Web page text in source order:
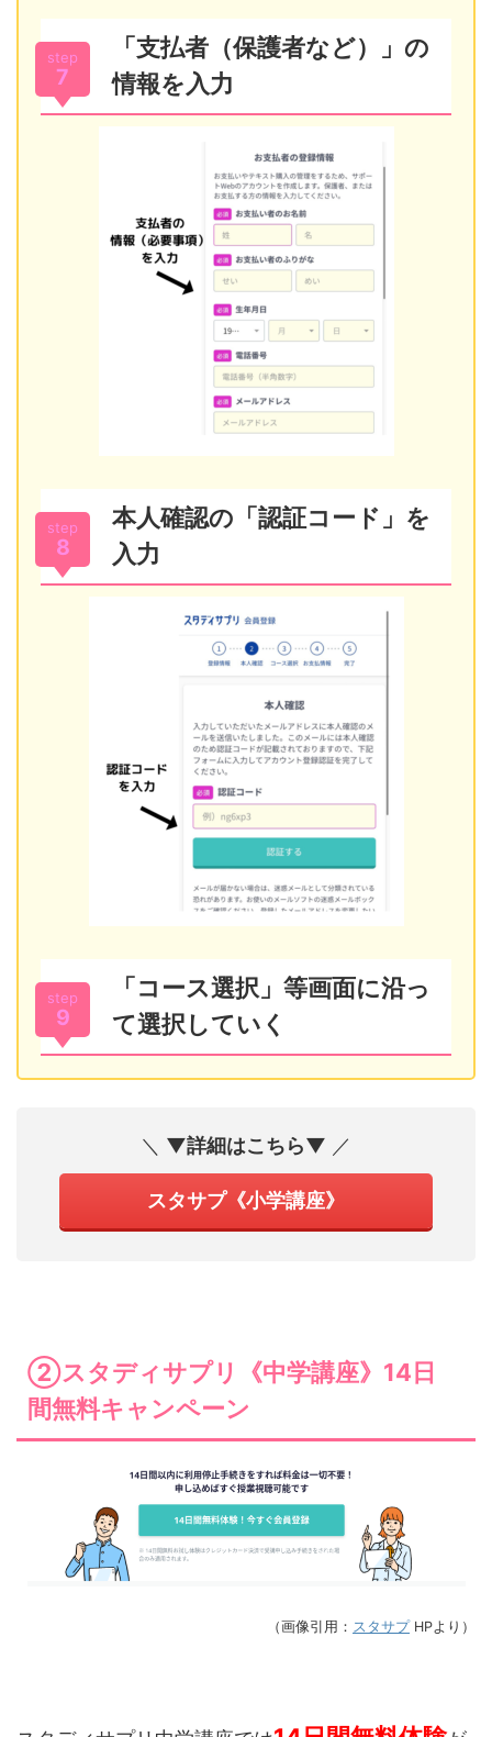
step
7
「支払者（保護者など）」の
情報を入力
step
8
本人確認の「認証コード」を
入力
step
9
「コース選択」等画面に沿っ
て選択していく
＼ ▼詳細はこちら▼ ／
スタサプ《小学講座》
②スタディサプリ《中学講座》14日
間無料キャンペーン
（画像引用： スタサプ HPより）